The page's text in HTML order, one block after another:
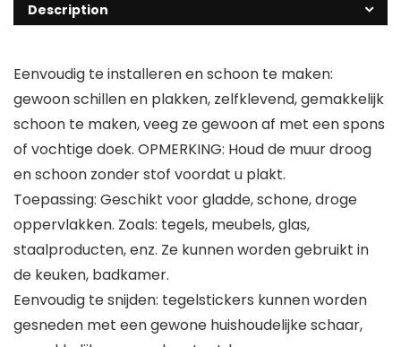
Description
Eenvoudig te installeren en schoon te maken:
gewoon schillen en plakken, zelfklevend, gemakkelijk
schoon te maken, veeg ze gewoon af met een spons
of vochtige doek. OPMERKING: Houd de muur droog
en schoon zonder stof voordat u plakt.
Toepassing: Geschikt voor gladde, schone, droge
oppervlakken. Zoals: tegels, meubels, glas,
staalproducten, enz. Ze kunnen worden gebruikt in
de keuken, badkamer.
Eenvoudig te snijden: tegelstickers kunnen worden
gesneden met een gewone huishoudelijke schaar,